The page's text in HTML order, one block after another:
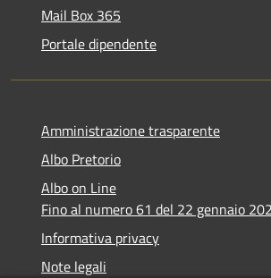
Mail Box 365
Portale dipendente
Amministrazione trasparente
Albo Pretorio
Albo on Line
Fino al numero 61 del 22 gennaio
Informativa privacy
Note legali